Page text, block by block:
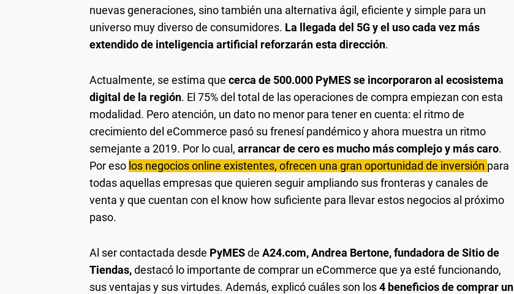
nuevas generaciones, sino también una alternativa ágil, eficiente y simple para un
universo muy diverso de consumidores. La llegada del 5G y el uso cada vez más
extendido de inteligencia artificial reforzarán esta dirección.
Actualmente, se estima que cerca de 500.000 PyMES se incorporaron al ecosistema
digital de la región. El 75% del total de las operaciones de compra empiezan con esta
modalidad. Pero atención, un dato no menor para tener en cuenta: el ritmo de
crecimiento del eCommerce pasó su frenesí pandémico y ahora muestra un ritmo
semejante a 2019. Por lo cual, arrancar de cero es mucho más complejo y más caro.
Por eso los negocios online existentes, ofrecen una gran oportunidad de inversión para
todas aquellas empresas que quieren seguir ampliando sus fronteras y canales de
venta y que cuentan con el know how suficiente para llevar estos negocios al próximo
paso.
Al ser contactada desde PyMESde A24.com,Andrea Bertone, fundadora de Sitio de
Tiendas,destacó lo importante de comprar un eCommerce que ya esté funcionando,
sus ventajas y sus virtudes. Además, explicó cuáles son los4 beneficios de comprar un